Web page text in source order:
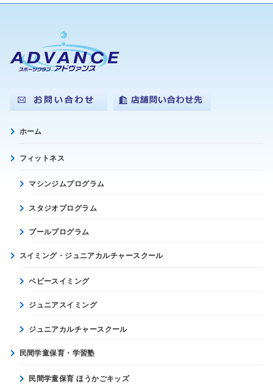
ホーム
フィットネス
マシンジムプログラム
スタジオプログラム
プールプログラム
スイミング・ジュニアカルチャースクール
ベビースイミング
ジュニアスイミング
ジュニアカルチャースクール
民間学童保育・学習塾
民間学童保育 ほうかごキッズ